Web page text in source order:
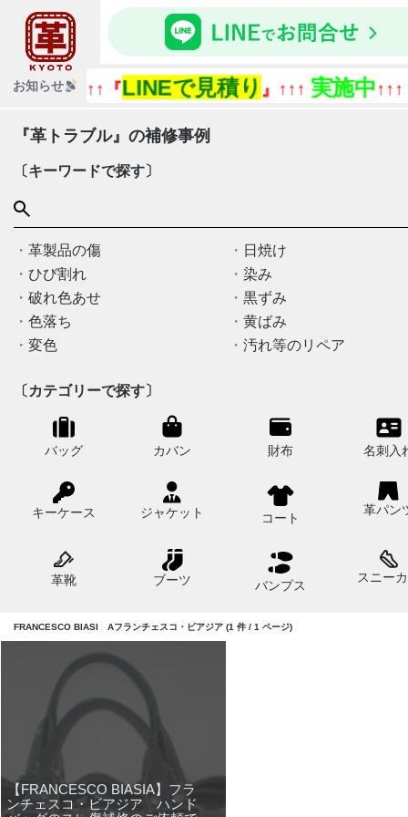
お知らせ ↑↑↑『 LINEで見積り』↑↑↑実施中↑↑↑
『革トラブル』の補修事例
〔キーワードで探す〕
革製品の傷
日焼け
ひび割れ
染み
破れ色あせ
黒ずみ
色落ち
黄ばみ
変色
汚れ等のリペア
〔カテゴリーで探す〕
バッグ カバン 財布 名刺入
キーケース ジャケット コート
革パン
革靴 ブーツ バンプス
スニー
FRANCESCO BIASI Aフランチェスコ・ビアジア (1 件 / 1 ページ)
【FRANCESCO BIASIA】フラ
ンチェスコ・ビアジア ハンド